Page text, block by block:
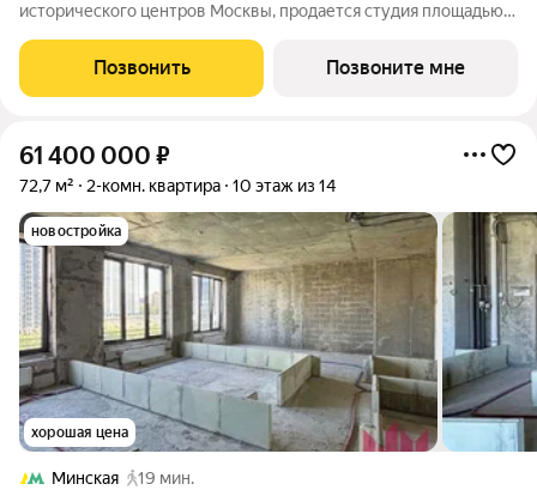
исторического центров Москвы, продается студия площадью
этажного дома, в новом элитном жилом комплексе «Начало»
от девелопера «Донстрой».
Позвонить Позвоните мне
61 400 000 ₽
72,7 м² 2-комн. квартира 10 этаж из 14
новостройка
хорошая цена
Минская
19 мин.